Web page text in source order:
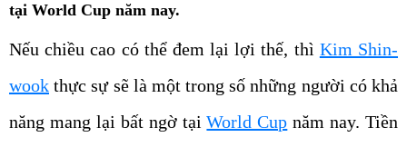
tại World Cup năm nay.
Nếu chiều cao có thể đem lại lợi thế, thì Kim Shin-
wook thực sự sẽ là một trong số những người có khả
năng mang lại bất ngờ tạiWorld Cup năm nay. Tiền